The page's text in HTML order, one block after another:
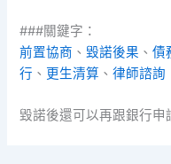
###關鍵字：
前置協商 、毀諾後果 、債
行 、 更生清算 、律師諮詢
毀諾後還可以再跟銀行申